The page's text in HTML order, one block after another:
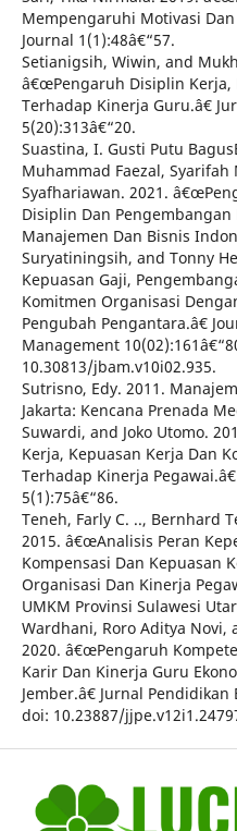
Mempengaruhi Motivasi Dan
Journal 1(1):48â€“57.
Setianigsih, Wiwin, and
â€œPengaruh Disiplin Kerja,
Terhadap Kinerja Guru.â€
5(20):313â€“20.
Suastina, I. Gusti Putu
Muhammad Faezal,
Syafhariawan. 2021.
Disiplin Dan Pengembangan
Manajemen Dan Bisnis
Suryatiningsih, and Tonny
Kepuasan Gaji,
Komitmen Organisasi
Pengubah Pengantara.â€
Management
10.30813/jbam.v10i02.935.
Sutrisno, Edy. 2011.
Jakarta: Kencana Prenada
Suwardi, and Joko Utomo.
Kerja, Kepuasan Kerja Dan
Terhadap Kinerja
5(1):75â€“86.
Teneh, Farly C. .., Bernhard
2015. â€œAnalisis Peran
Kompensasi Dan Kepuasan
Organisasi Dan Kinerja
UMKM Provinsi Sulawesi
Wardhani, Roro Aditya Novi,
2020. â€œPengaruh
Karir Dan Kinerja Guru
Jember.â€ Jurnal
doi: 10.23887/